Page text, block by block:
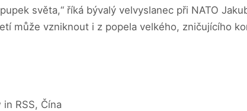
světa,“ říká bývalý velvyslanec při NATO
může vzniknout i z popela velkého, zničujícího
RSS, Čína